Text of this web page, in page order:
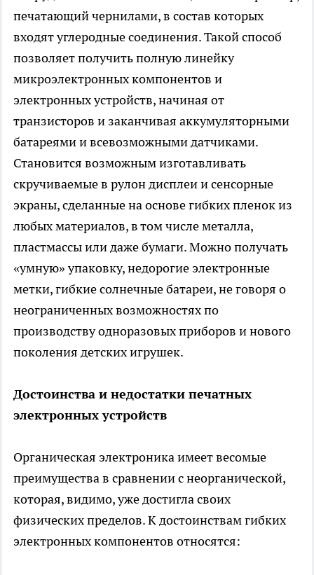
печатающий чернилами, в состав которых
входят углеродные соединения. Такой способ
позволяет получить полную линейку
микроэлектронных компонентов и
электронных устройств, начиная от
транзисторов и заканчивая аккумуляторными
батареями и всевозможными датчиками.
Становится возможным изготавливать
скручиваемые в рулон дисплеи и сенсорные
экраны, сделанные на основе гибких пленок из
любых материалов, в том числе металла,
пластмассы или даже бумаги. Можно получать
«умную» упаковку, недорогие электронные
метки, гибкие солнечные батареи, не говоря о
неограниченных возможностях по
производству одноразовых приборов и нового
поколения детских игрушек.
Достоинства и недостатки печатных
электронных устройств
Органическая электроника имеет весомые
преимущества в сравнении с неорганической,
которая, видимо, уже достигла своих
физических пределов. К достоинствам гибких
электронных компонентов относятся: